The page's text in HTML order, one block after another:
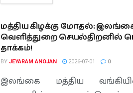
மத்திய கிழக்கு மோதல்:
வெளித்துறை செயல்திறனில்
தாக்கம்!
BY JEYARAM ANOJAN 2026-07-01 0
இலங்கை மத்திய